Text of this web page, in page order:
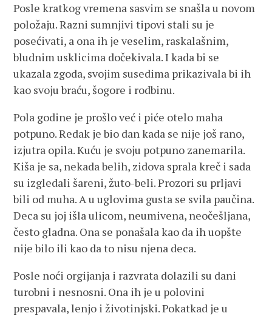
Posle kratkog vremena sasvim se snašla u novom
položaju. Razni sumnjivi tipovi stali su je
posećivati, a ona ih je veselim, raskalašnim,
bludnim usklicima dočekivala. I kada bi se
ukazala zgoda, svojim susedima prikazivala bi ih
kao svoju braću, šogore i rodbinu.
Pola godine je prošlo već i piće otelo maha
potpuno. Redak je bio dan kada se nije još rano,
izjutra opila. Kuću je svoju potpuno zanemarila.
Kiša je sa, nekada belih, zidova sprala kreč i sada
su izgledali šareni, žuto-beli. Prozori su prljavi
bili od muha. A u uglovima gusta se svila paučina.
Deca su joj išla ulicom, neumivena, neočešljana,
često gladna. Ona se ponašala kao da ih uopšte
nije bilo ili kao da to nisu njena deca.
Posle noći orgijanja i razvrata dolazili su dani
turobni i nesnosni. Ona ih je u polovini
prespavala, lenjo i životinjski. Pokatkad je u